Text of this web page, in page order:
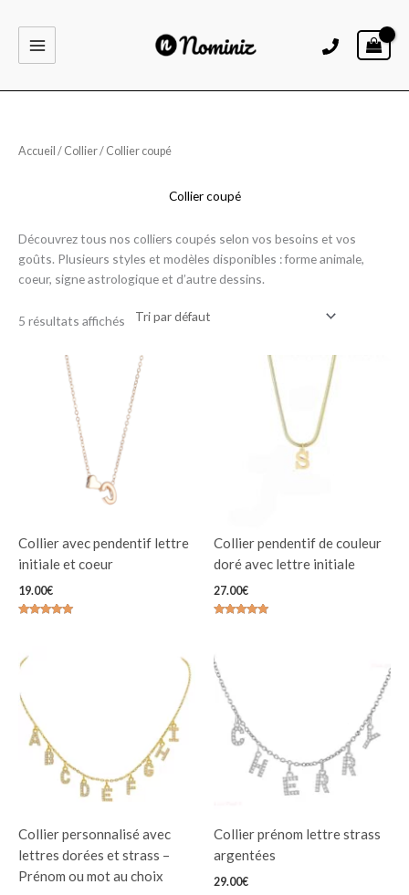
contenu
Accueil / Collier/ Collier coupé
Collier coupé
Découvrez tous nos colliers coupés selon vos besoins et vos
goûts. Plusieurs styles et modèles disponibles : forme animale,
coeur, signe astrologique et d’autre dessins.
5 résultats affichés
Collier avec pendentif lettre
initiale et coeur
19.00€
Collier pendentif de couleur
doré avec lettre initiale
27.00€
Collier personnalisé avec
lettres dorées et strass –
Prénom ou mot au choix
Collier prénom lettre strass
argentées
29.00€